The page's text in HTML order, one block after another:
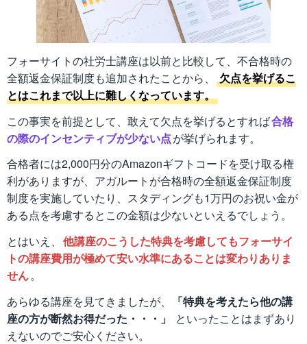
フォーサイトの社労士講座は以前と比較して、不合格時の
全額返金保証制度も追加されたことから、
欠点を挙げるこ
とはこれまで以上に難しくなっています。
この事実を前提として、敢えて欠点を挙げるとすれば合格
の際のインセンティブが少ない点が挙げられます。
合格者には2,000円分のAmazonギフトコードを受け取る権
利がありますが、アガルートが合格時の全額返金保証制度
制度を実施していたり、スタディングも1万円のお祝い金が
ある点を考慮するとこの金額は少ないといえるでしょう。
とはいえ、 他講座のこうした特典を考慮してもフォーサイ
トの講座費用が極めて安い水準にあることは変わりありま
せん。
あらゆる講座を見てきましたが、
「特典を考えたら他の講
座の方が断然お得だった・・・」
といったことはまずあり
えないのでご安心ください。